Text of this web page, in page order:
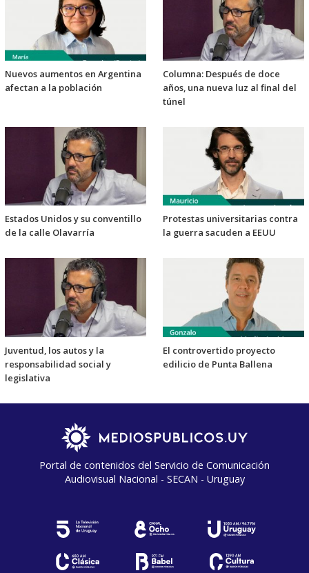
Nuevos aumentos en Argentina
afectan a la población
Columna: Después de doce
años, una nueva luz al final del
túnel
Estados Unidos y su conventillo
de la calle Olavarría
Protestas universitarias contra
la guerra sacuden a EEUU
Juventud, los autos y la
responsabilidad social y
legislativa
El controvertido proyecto
edilicio de Punta Ballena
Portal de contenidos del Servicio de Comunicación
Audiovisual Nacional - SECAN - Uruguay